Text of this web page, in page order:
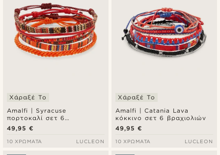
Amalfi | Syracuse
πορτοκαλί σετ 6
βραχιολιών
Χάραξέ Το
49,95 €
10 ΧΡΏΜΑΤΑ LUCLEON
Amalfi | Catania Lava
κόκκινο σετ 6 βραχιολιών
Χάραξέ Το
49,95 €
10 ΧΡΏΜΑΤΑ LUCLEON